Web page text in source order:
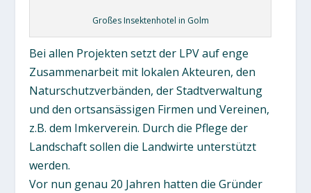
Großes Insektenhotel in Golm
Bei allen Projekten setzt der LPV auf enge
Zusammenarbeit mit lokalen Akteuren, den
Naturschutzverbänden, der Stadtverwaltung
und den ortsansässigen Firmen und Vereinen,
z.B. dem Imkerverein. Durch die Pflege der
Landschaft sollen die Landwirte unterstützt
werden.
Vor nun genau 20 Jahren hatten die Gründer